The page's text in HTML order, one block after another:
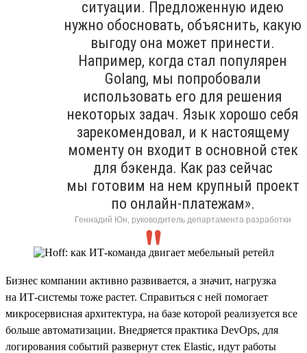
ситуации. Предложенную идею
нужно обосновать, объяснить, какую
выгоду она может принести.
Например, когда стал популярен
Golang, мы попробовали
использовать его для решения
некоторых задач. Язык хорошо себя
зарекомендовал, и к настоящему
моменту он входит в основной стек
для бэкенда. Как раз сейчас
мы готовим на нем крупный проект
по онлайн-платежам».
Геннадий Юн, руководитель департамента разработки
Бизнес компании активно развивается, а значит, нагрузка
на ИТ-системы тоже растет. Справиться с ней помогает
микросервисная архитектура, на базе которой реализуется все
больше автоматизации. Внедряется практика DevOps, для
логирования событий развернут стек Elastic, идут работы